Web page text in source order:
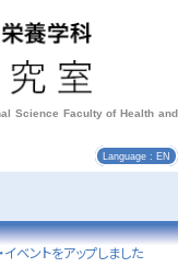
Science Faculty of Health and
Language : EN
ベントをアップしました